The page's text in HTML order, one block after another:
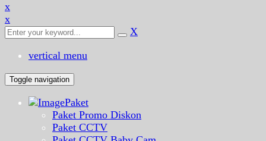
x
x
X
vertical menu
Toggle navigation
Paket
Paket Promo Diskon
Paket CCTV